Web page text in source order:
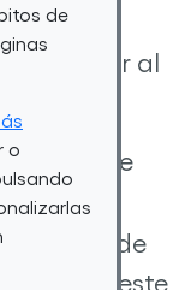
de
o
la
aportar al
Lafuente
en
de
que en este